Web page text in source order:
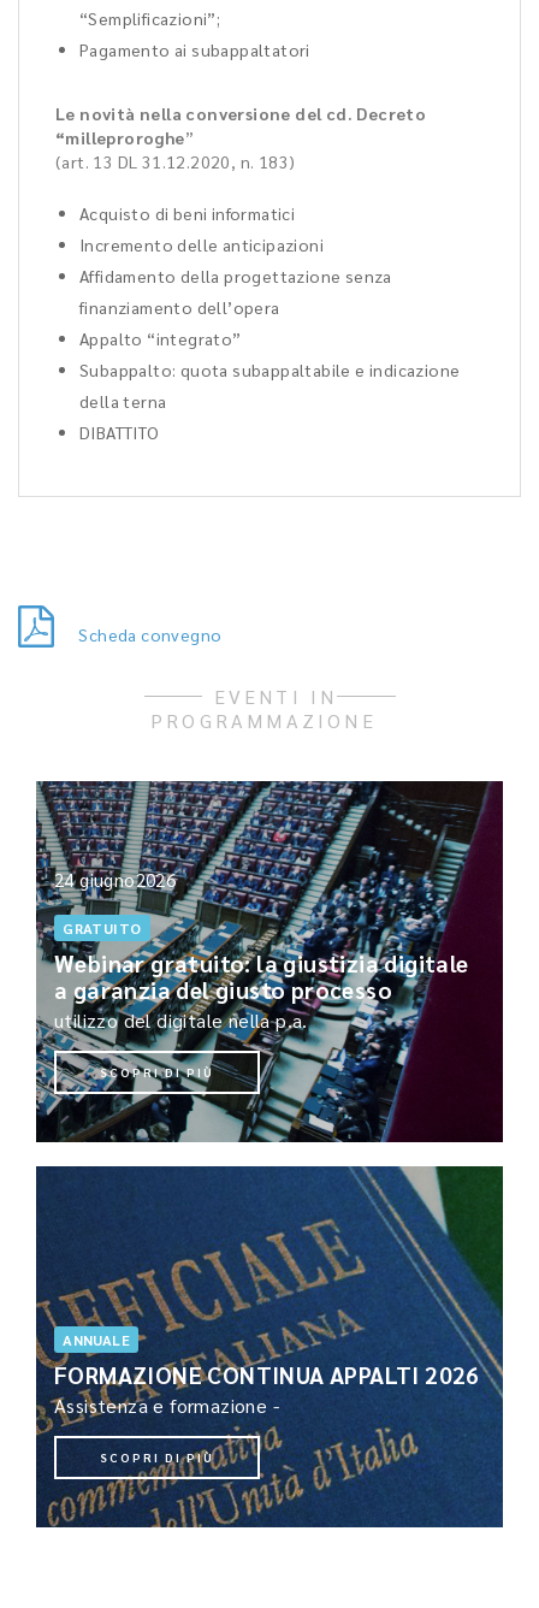
“Semplificazioni”;
Pagamento ai subappaltatori
Le novità nella conversione del cd. Decreto
“milleproroghe”
(art. 13 DL 31.12.2020, n. 183)
Acquisto di beni informatici
Incremento delle anticipazioni
Affidamento della progettazione senza
finanziamento dell’opera
Appalto “integrato”
Subappalto: quota subappaltabile e indicazione
della terna
DIBATTITO
Scheda convegno
EVENTI IN
PROGRAMMAZIONE
24 giugno2026
GRATUITO
Webinar gratuito: la giustizia digitale
a garanzia del giusto processo
utilizzo del digitale nella p.a.
SCOPRI DI PIÙ
ANNUALE
FORMAZIONE CONTINUA APPALTI 2026
Assistenza e formazione -
SCOPRI DI PIÙ